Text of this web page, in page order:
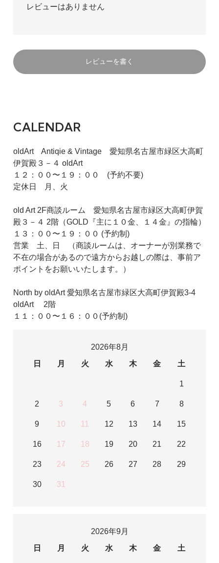
レビューはありません
レビューを書く
CALENDAR
oldArt Antiqie & Vintage 愛知県名古屋市緑区大高町
伊賀殿３－４ oldArt
１２：００〜１９：００ (予約不要)
定休日 月、火
old Art 2F商談ルーム 愛知県名古屋市緑区大高町伊賀
殿３－４ 2階（GOLD『主に１０金、１４金』の指輪）
１３：００〜１９：００ (予約制)
営業 土、日 （商談ルームは、オーナーが別業務で
不在の場合があるので遠方からお越しの際は、事前ア
ポイントをお願いいたします。）
North by oldArt 愛知県名古屋市緑区大高町伊賀殿3-4
oldArt 2階
１１：００〜１６：００(予約制)
2026年8月
日
月 火 水 木 金 土
1
2 3 4 5 6 7 8
9 10 11 12 13 14 15
16 17 18 19 20 21 22
23 24 25 26 27 28 29
30 31
2026年9月
日
月 火 水 木 金 土